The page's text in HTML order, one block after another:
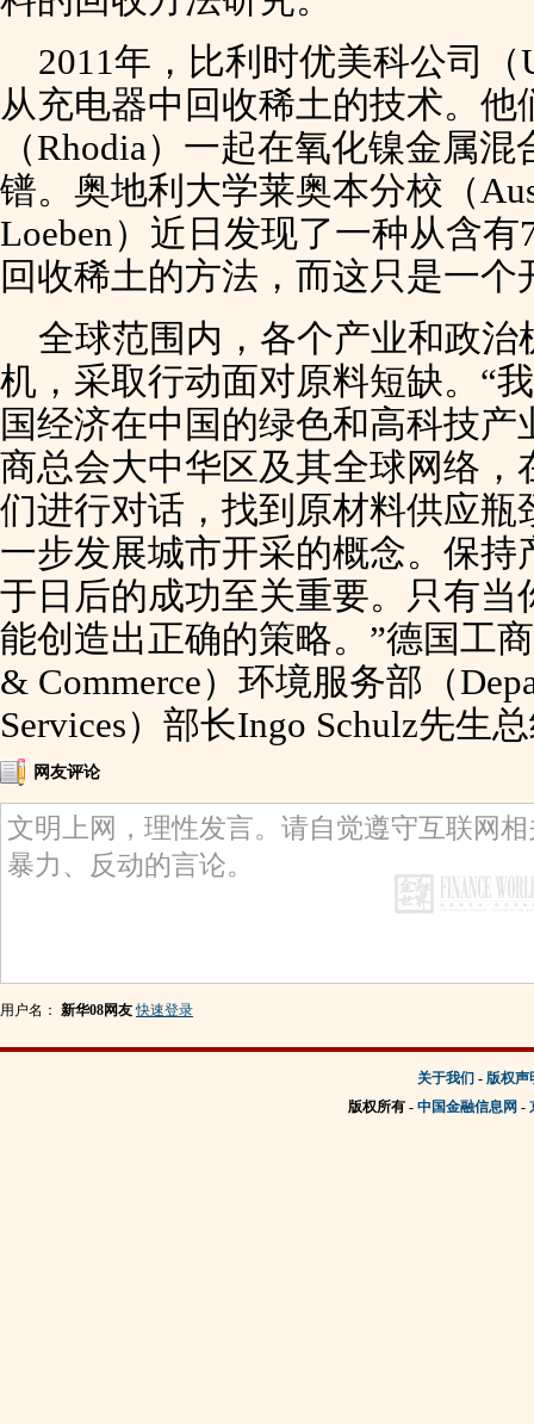
2011年，比利时优美科公司
从充电器中回收稀土的技术。他
（Rhodia）一起在氧化镍金属
镨。奥地利大学莱奥本分校（
Loeben）近日发现了一种从含
回收稀土的方法，而这只是一个
全球范围内，各个产业和政
机，采取行动面对原料短缺。“
国经济在中国的绿色和高科技
商总会大中华区及其全球网络
们进行对话，找到原材料供应
一步发展城市开采的概念。保
于日后的成功至关重要。只有
能创造出正确的策略。”德国工
& Commerce）环境服务部（
Services）部长Ingo Schulz先生
网友评论
用户名： 新华08网友 快速登录
关于我们 - 版权声
版权所有 - 中国金融信息网 -